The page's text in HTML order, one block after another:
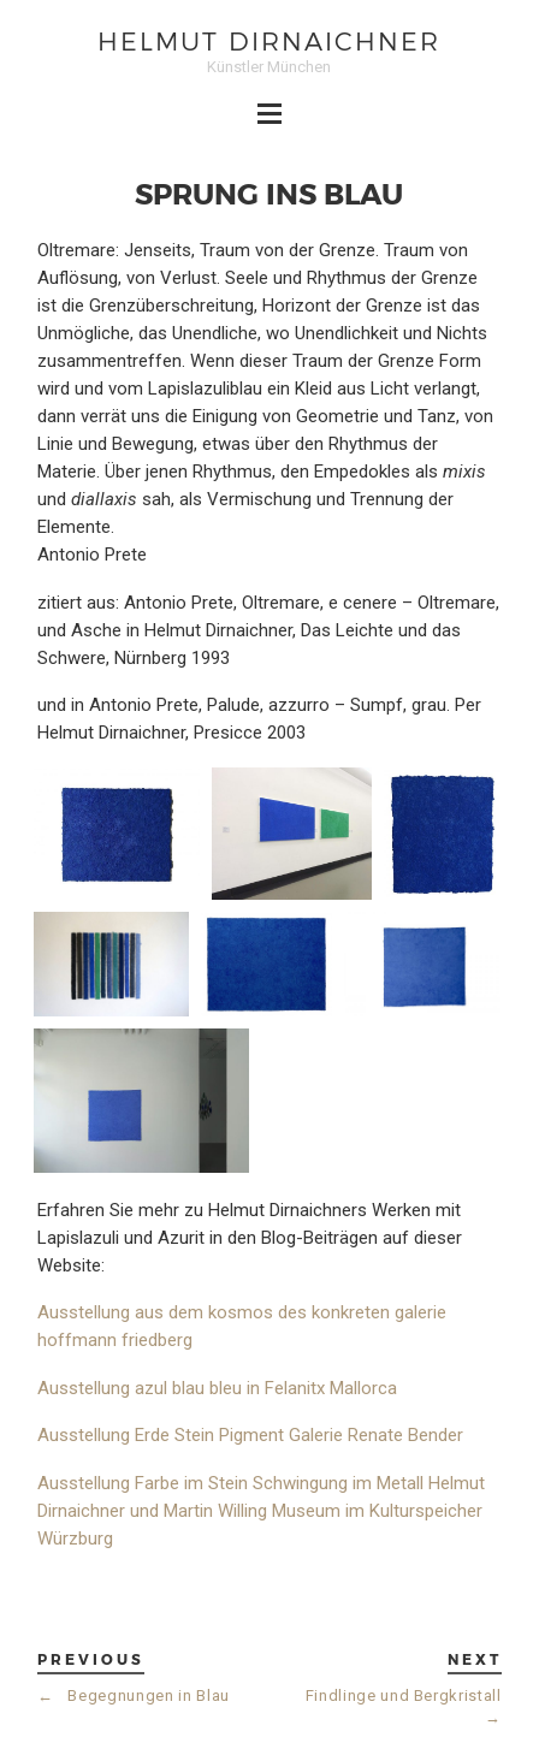
HELMUT DIRNAICHNER
Künstler München
SPRUNG INS BLAU
Oltremare: Jenseits, Traum von der Grenze. Traum von
Auflösung, von Verlust. Seele und Rhythmus der Grenze
ist die Grenzüberschreitung, Horizont der Grenze ist das
Unmögliche, das Unendliche, wo Unendlichkeit und Nichts
zusammentreffen. Wenn dieser Traum der Grenze Form
wird und vom Lapislazuliblau ein Kleid aus Licht verlangt,
dann verrät uns die Einigung von Geometrie und Tanz, von
Linie und Bewegung, etwas über den Rhythmus der
Materie. Über jenen Rhythmus, den Empedokles alsmixis
unddiallaxis sah, als Vermischung und Trennung der
Elemente.
Antonio Prete
zitiert aus: Antonio Prete, Oltremare, e cenere – Oltremare,
und Asche in Helmut Dirnaichner, Das Leichte und das
Schwere, Nürnberg 1993
und in Antonio Prete, Palude, azzurro – Sumpf, grau. Per
Helmut Dirnaichner, Presicce 2003
Erfahren Sie mehr zu Helmut Dirnaichners Werken mit
Lapislazuli und Azurit in den Blog-Beiträgen auf dieser
Website:
Ausstellung aus dem kosmos des konkreten galerie
hoffmann friedberg
Ausstellung azul blau bleu in Felanitx Mallorca
Ausstellung Erde Stein Pigment Galerie Renate Bender
Ausstellung Farbe im Stein Schwingung im Metall Helmut
Dirnaichner und Martin Willing Museum im Kulturspeicher
Würzburg
PREVIOUS
← Begegnungen in Blau
NEXT
Findlinge und Bergkristall
→